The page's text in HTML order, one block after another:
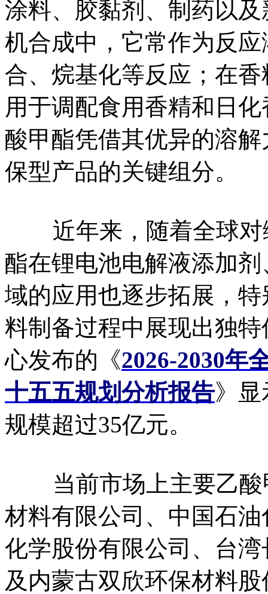
涂料、胶黏剂、制药以
机合成中，它常作为反
合、烷基化等反应；在
用于调配食用香精和日
酸甲酯凭借其优异的溶
保型产品的关键组分。
近年来，随着全球对
酯在锂电池电解液添加
域的应用也逐步拓展，
料制备过程中展现出独
心发布的《2026-2030年
十五五规划分析报告》显
规模超过35亿元。
当前市场上主要乙酸
材料有限公司、中国石
化学股份有限公司、台
及内蒙古双欣环保材料